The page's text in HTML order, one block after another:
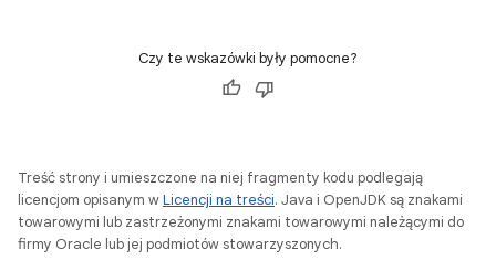
Czy te wskazówki były pomocne?
Treść strony i umieszczone na niej fragmenty kodu podlegają
licencjom opisanym wLicencji na treści. Java i OpenJDK są znakami
towarowymi lub zastrzeżonymi znakami towarowymi należącymi do
firmy Oracle lub jej podmiotów stowarzyszonych.